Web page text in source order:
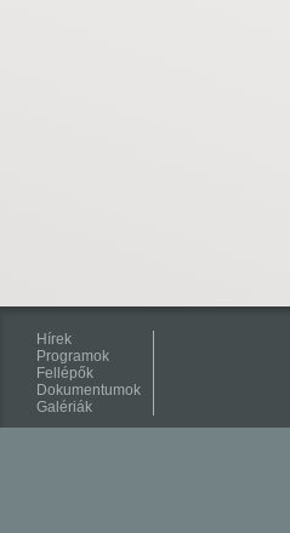
Hírek
Programok
Fellépők
Dokumentumok
Galériák